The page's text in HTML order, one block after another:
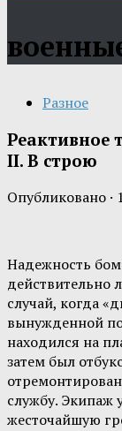
Разное
Реактивное
II. В строю
Опубликовано ·
Надежность
действительно
случай, когда
вынужденной
находился на
затем был
службу. Экипаж
жесточайшую